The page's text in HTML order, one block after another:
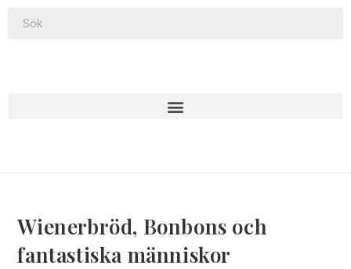
Wienerbröd, Bonbons och
fantastiska människor